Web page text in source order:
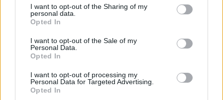
I want to opt-out of the Sharing of my
personal data.
Opted In
I want to opt-out of the Sale of my
Personal Data.
Opted In
I want to opt-out of processing my
Personal Data for Targeted Advertising.
Opted In
Classic Mantra